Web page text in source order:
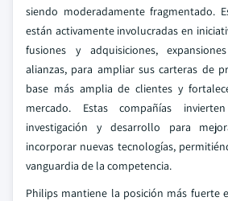
siendo moderadamente fragmentado.
están activamente involucradas en
fusiones y adquisiciones,
alianzas, para ampliar sus carteras de
base más amplia de clientes y
mercado. Estas compañías
investigación y desarrollo para
incorporar nuevas tecnologías,
vanguardia de la competencia.
Philips mantiene la posición más fuerte